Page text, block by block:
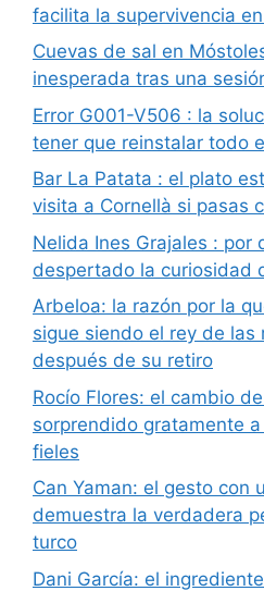
facilita la supervivencia
Cuevas de sal en
inesperada tras una
Error G001-V506 : la
tener que reinstalar todo
Bar La Patata : el plato
visita a Cornellà si pasas
Nelida Ines Grajales : por
despertado la curiosidad
Arbeloa: la razón por la
sigue siendo el rey de las
después de su retiro
Rocío Flores: el cambio
sorprendido gratamente
fieles
Can Yaman: el gesto con
demuestra la verdadera
turco
Dani García: el